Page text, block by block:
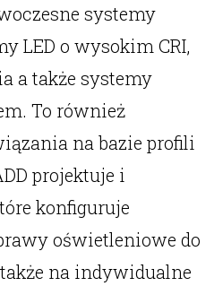
systemy
LED o wysokim CRI,
a także systemy
To również
na bazie profili
projektuje i
konfiguruje
oświetleniowe do
na indywidualne